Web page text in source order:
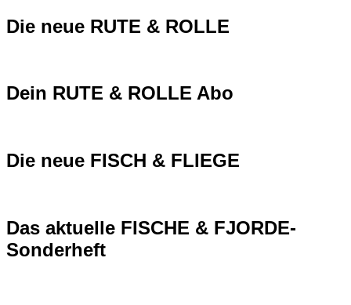
Die neue RUTE & ROLLE
Dein RUTE & ROLLE Abo
Die neue FISCH & FLIEGE
Das aktuelle FISCHE & FJORDE-
Sonderheft